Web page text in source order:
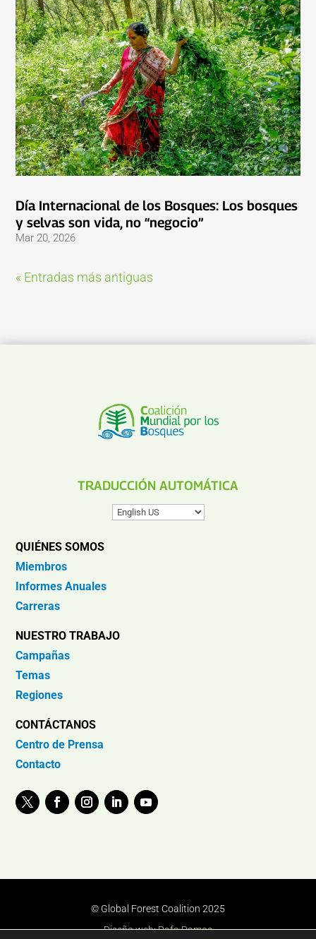
Día Internacional de los Bosques: Los bosques
y selvas son vida, no “negocio”
Mar 20, 2026
« Entradas más antiguas
TRADUCCIÓN AUTOMÁTICA
QUIÉNES SOMOS
Miembros
Informes Anuales
Carreras
NUESTRO TRABAJO
Campañas
Temas
Regiones
CONTÁCTANOS
Centro de Prensa
Contacto
© Global Forest Coalition 2025
Diseño web:Rafa Ramos